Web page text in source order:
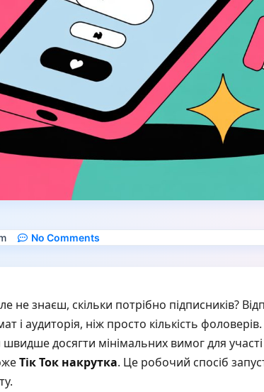
No Comments
не знаєш, скільки потрібно підписників?
і аудиторія, ніж просто кількість
досягти мінімальних вимог для
Тік Ток накрутка. Це робочий спосіб